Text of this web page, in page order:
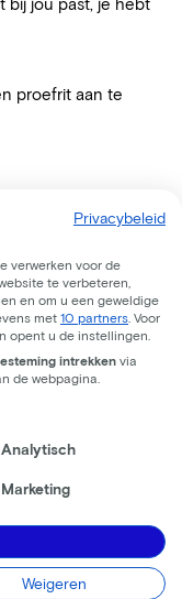
proefrit aan te
Privacybeleid
verwerken voor de
te verbeteren,
en om u een geweldige
met 10 partners . Voor
opent u de instellingen.
intrekken via
de webpagina.
Analytisch
Marketing
Weigeren